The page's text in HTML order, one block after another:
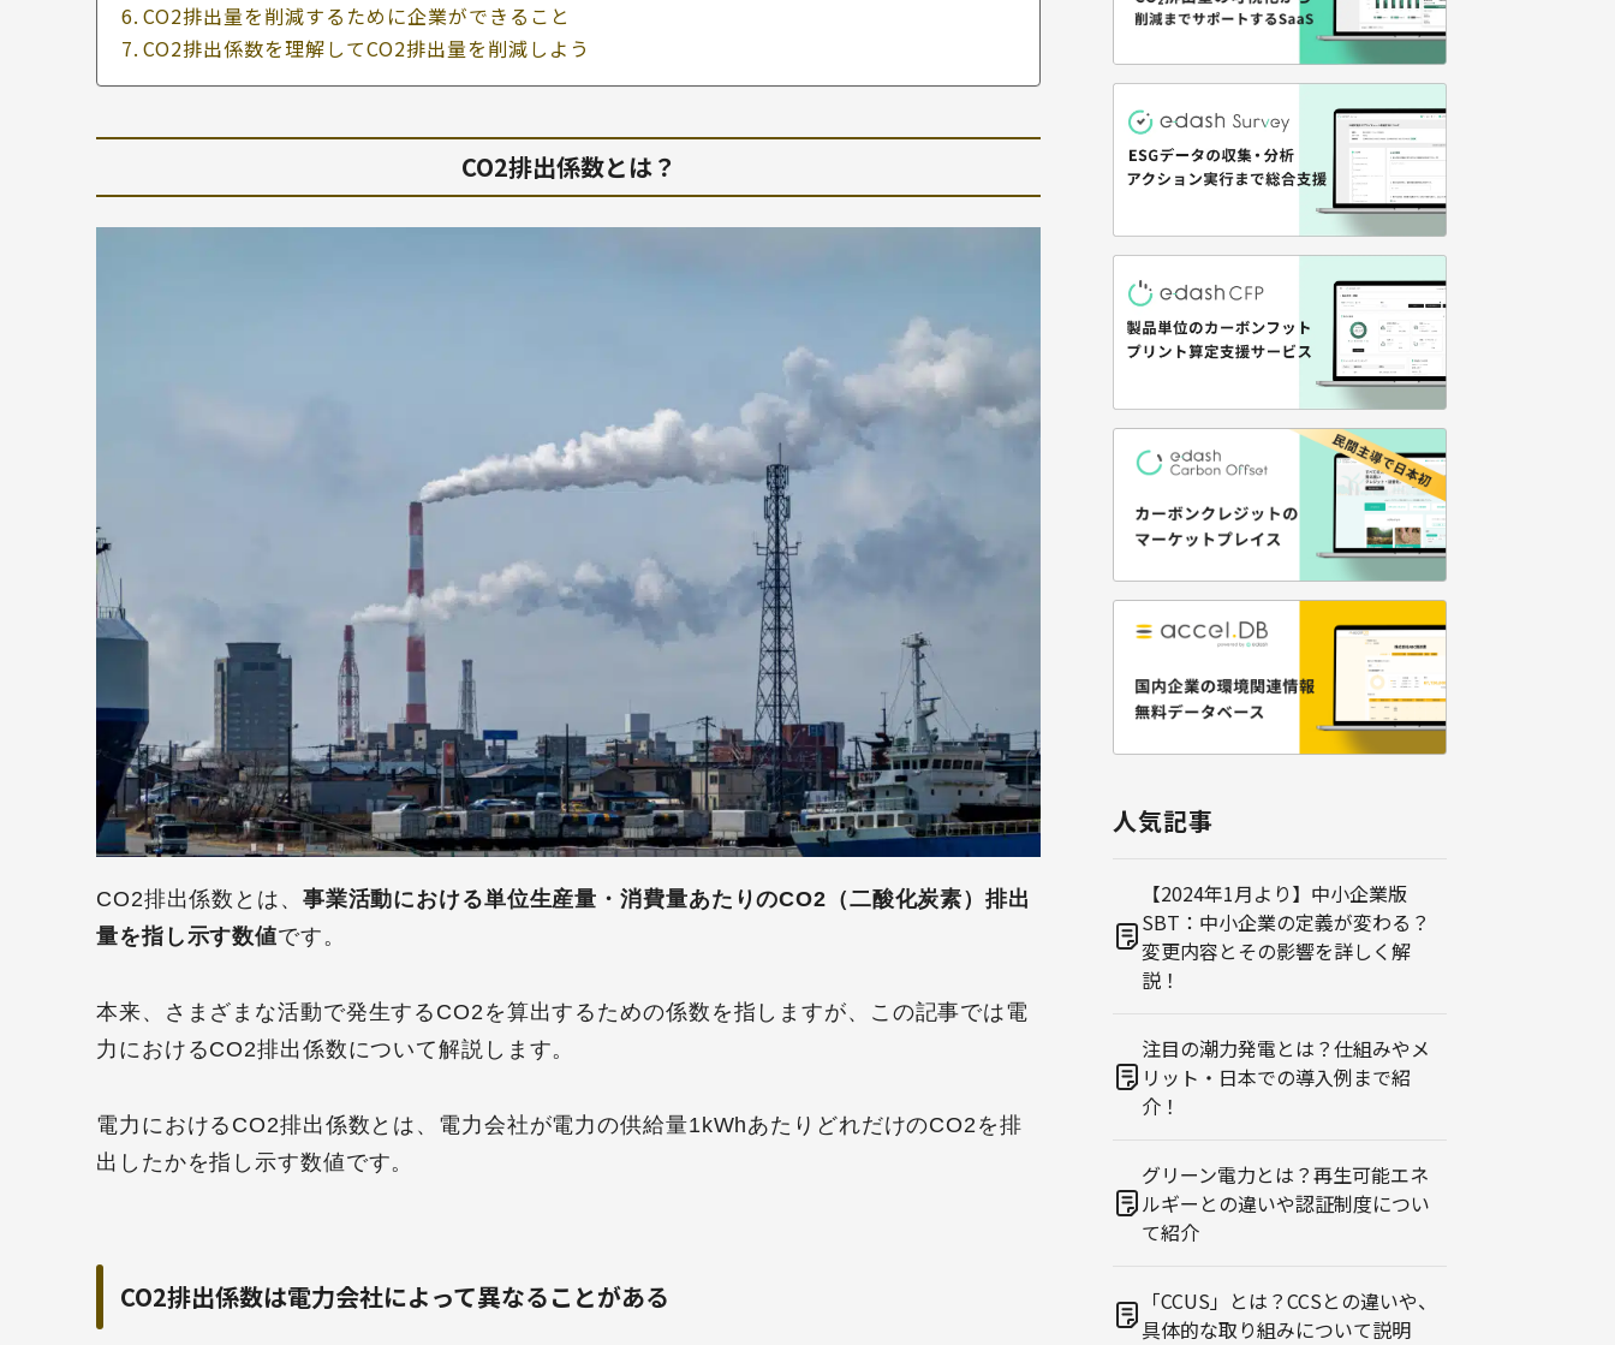
CO2排出量を削減するために企業ができること
CO2排出係数を理解してCO2排出量を削減しよう
CO2排出係数とは？
CO2排出係数とは、 事業活動における単位生産量・消費量あたりのCO2（二酸化炭素）排出
量を指し示す数値です。
本来、さまざまな活動で発生するCO2を算出するための係数を指しますが、この記事では電
力におけるCO2排出係数について解説します。
電力におけるCO2排出係数とは、電力会社が電力の供給量1kWhあたりどれだけのCO2を排
出したかを指し示す数値です。
CO2排出係数は電力会社によって異なることがある
人気記事
【2024年1月より】中小企業版
SBT：中小企業の定義が変わる？
変更内容とその影響を詳しく解
説！
注目の潮力発電とは？仕組みやメ
リット・日本での導入例まで紹
介！
グリーン電力とは？再生可能エネ
ルギーとの違いや認証制度につい
て紹介
「CCUS」とは？CCSとの違いや、
具体的な取り組みについて説明